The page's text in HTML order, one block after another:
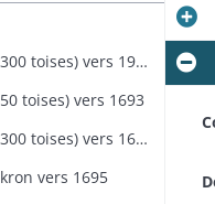
Plan du château de Landskron (échelle 300 toises) vers 1963
toises) vers 1693
Plan du château de Landskron (échelle 300 toises) vers 1693
vers 1695